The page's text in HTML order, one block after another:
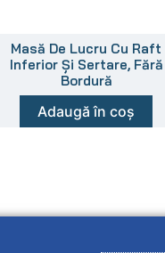
Masă De Lucru Cu Raft
Inferior Și Sertare, Fără
Bordură
Adaugă în coș